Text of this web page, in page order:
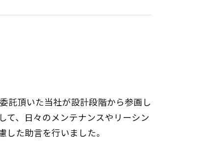
託頂いた当社が設計段階から参画し
て、日々のメンテナンスやリーシン
した助言を行いました。